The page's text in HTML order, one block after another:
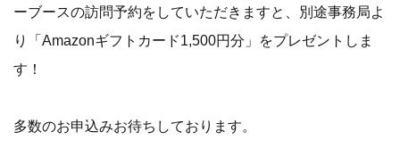
ーブースの訪問予約をしていただきますと、別途事務局よ
り「Amazonギフトカード1,500円分」をプレゼントしま
す！
多数のお申込みお待ちしております。